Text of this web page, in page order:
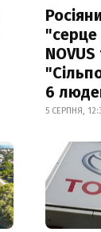
"серце
6
5 СЕРПНЯ,